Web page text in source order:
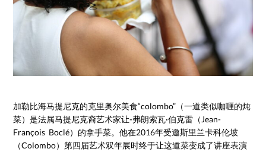
加勒比海马提尼克的克里奥尔美食“colombo”（一道类似咖喱的炖
菜）是法属马提尼克裔艺术家让-弗朗索瓦·伯克雷（Jean-
François Boclé）的拿手菜。他在2016年受邀斯里兰卡科伦坡
（Colombo）第四届艺术双年展时终于让这道菜变成了讲座表演